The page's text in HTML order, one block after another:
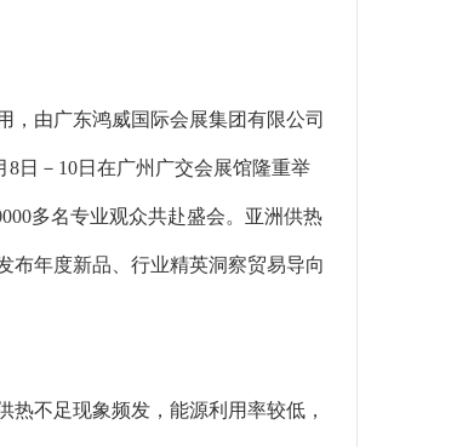
，由广东鸿威国际会展集团有限公司
8日－10日在广州广交会展馆隆重举
多名专业观众共赴盛会。亚洲供热
布年度新品、行业精英洞察贸易导向
不足现象频发，能源利用率较低，